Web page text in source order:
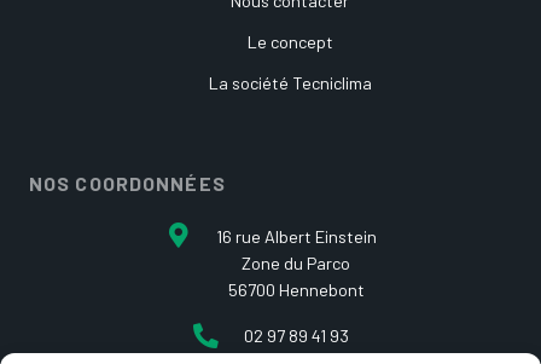
Le concept
La société Tecniclima
NOS COORDONNÉES
16 rue Albert Einstein
Zone du Parco
56700 Hennebont
02 97 89 41 93